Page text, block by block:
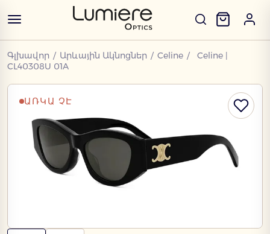
Գլխավոր / Արևային Ակնոցներ / Celine /
Celine |
CL40308U 01A
ԱՌԿԱ ՉԷ